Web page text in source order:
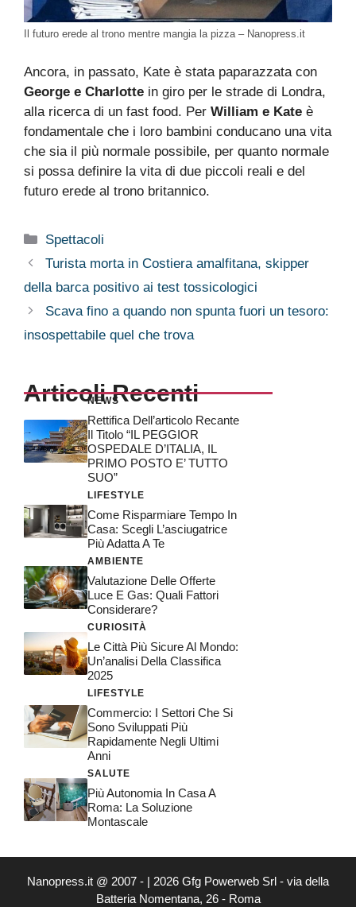
Il futuro erede al trono mentre mangia la pizza – Nanopress.it
Ancora, in passato, Kate è stata paparazzata con
George e Charlotte in giro per le strade di Londra,
alla ricerca di un fast food. Per William e Kate è
fondamentale che i loro bambini conducano una vita
che sia il più normale possibile, per quanto normale
si possa definire la vita di due piccoli reali e del
futuro erede al trono britannico.
Categorie
Spettacoli
Turista morta in Costiera amalfitana, skipper
della barca positivo ai test tossicologici
Scava fino a quando non spunta fuori un tesoro:
insospettabile quel che trova
Articoli Recenti
NEWS
Rettifica Dell’articolo Recante
Il Titolo “IL PEGGIOR
OSPEDALE D’ITALIA, IL
PRIMO POSTO E’ TUTTO
SUO”
LIFESTYLE
Come Risparmiare Tempo In
Casa: Scegli L’asciugatrice
Più Adatta A Te
AMBIENTE
Valutazione Delle Offerte
Luce E Gas: Quali Fattori
Considerare?
CURIOSITÀ
Le Città Più Sicure Al Mondo:
Un’analisi Della Classifica
2025
LIFESTYLE
Commercio: I Settori Che Si
Sono Sviluppati Più
Rapidamente Negli Ultimi
Anni
SALUTE
Più Autonomia In Casa A
Roma: La Soluzione
Montascale
Nanopress.it @ 2007 - | 2026 Gfg Powerweb Srl - via della
Batteria Nomentana, 26 - Roma